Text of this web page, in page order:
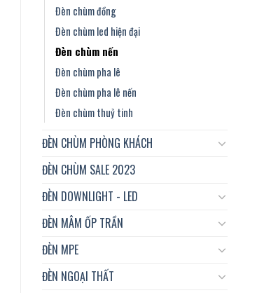
Đèn chùm đồng
Đèn chùm led hiện đại
Đèn chùm nến
Đèn chùm pha lê
Đèn chùm pha lê nến
Đèn chùm thuỷ tinh
ĐÈN CHÙM PHÒNG KHÁCH
ĐÈN CHÙM SALE 2023
ĐÈN DOWNLIGHT - LED
ĐÈN MÂM ỐP TRẦN
ĐÈN MPE
ĐÈN NGOẠI THẤT